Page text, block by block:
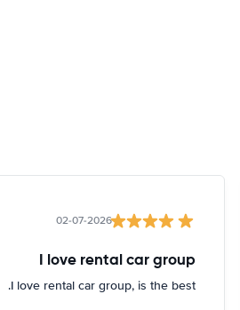
02-07-2026
I love rental car group
I love rental car group, is the best.